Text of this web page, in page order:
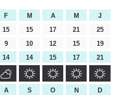
F M A M
J
15 15 17 21
25
9 10 12 15
19
14 14 15 17 21
A S O N
D